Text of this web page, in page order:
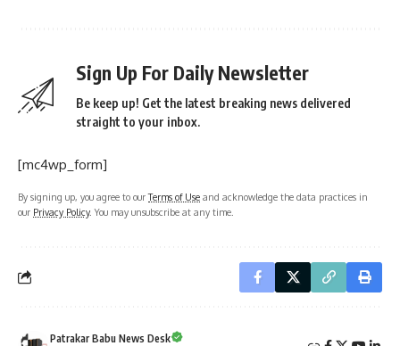
Sign Up For Daily Newsletter
Be keep up! Get the latest breaking news delivered
straight to your inbox.
[mc4wp_form]
By signing up, you agree to ourTerms of Use and acknowledge the data practices in
our Privacy Policy. You may unsubscribe at any time.
Patrakar Babu News Desk